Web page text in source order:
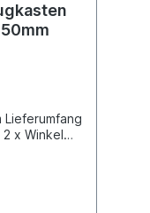
Lieferumfang
x Winkel